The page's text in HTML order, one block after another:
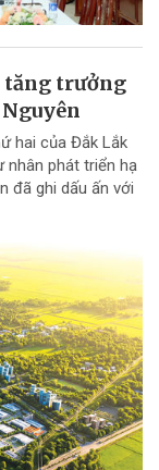
tăng trưởng
hai của Đắk Lắk
nhân phát triển hạ
đã ghi dấu ấn với